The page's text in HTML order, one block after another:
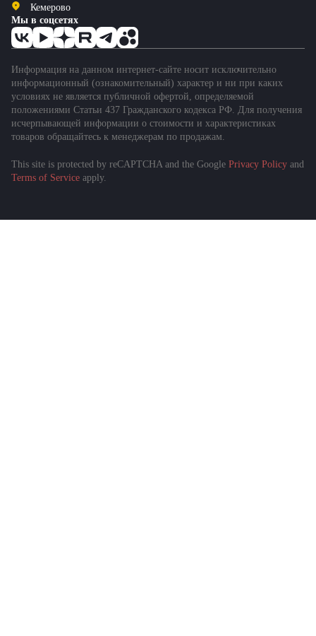
Кемерово
Мы в соцсетях
Информация на данном интернет-сайте носит исключительно
информационный (ознакомительный) характер и ни при каких
условиях не является публичной офертой, определяемой
положениями Статьи 437 Гражданского кодекса РФ. Для получения
исчерпывающей информации о стоимости и характеристиках
товаров обращайтесь к менеджерам по продажам.
This site is protected by reCAPTCHA and the Google Privacy Policy and
Terms of Service apply.